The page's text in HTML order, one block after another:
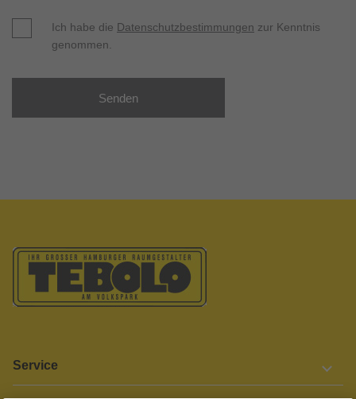
Ich habe die Datenschutzbestimmungen zur Kenntnis
genommen.
Senden
Service